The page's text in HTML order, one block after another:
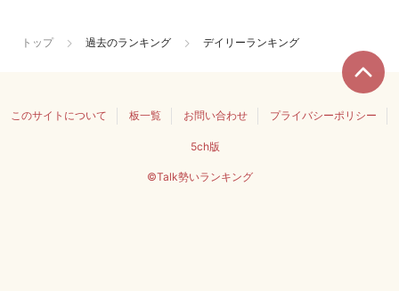
トップ 過去のランキング デイリーランキング
このサイトについて 板一覧 お問い合わせ プライバシーポリシー
5ch版
©Talk勢いランキング